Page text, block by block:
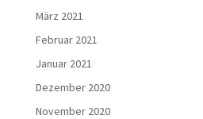
März 2021
Februar 2021
Januar 2021
Dezember 2020
November 2020